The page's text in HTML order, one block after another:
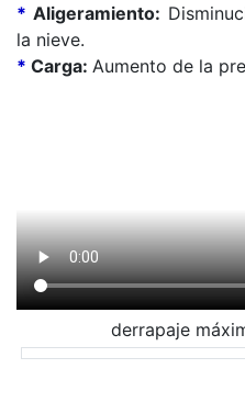
* Aligeramiento:
la nieve.
* Carga: Aumento de la
derrapaje